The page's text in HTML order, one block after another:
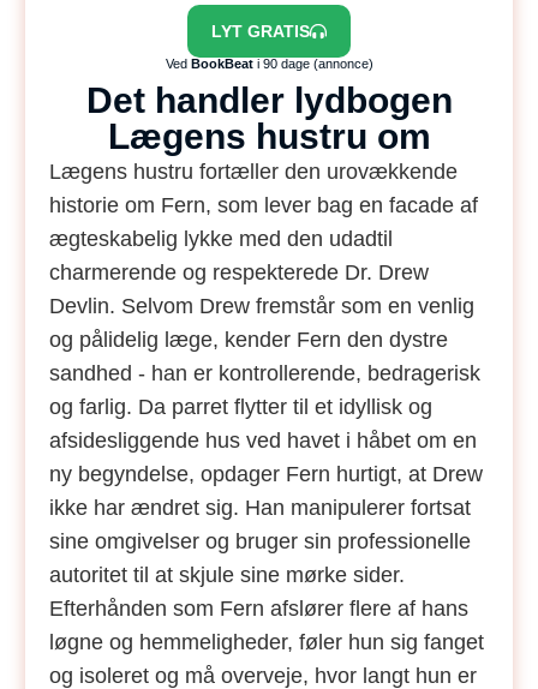
LYT GRATIS
Ved BookBeati 90 dage (annonce)
Det handler lydbogen
Lægens hustru om
Lægens hustru fortæller den urovækkende
historie om Fern, som lever bag en facade af
ægteskabelig lykke med den udadtil
charmerende og respekterede Dr. Drew
Devlin. Selvom Drew fremstår som en venlig
og pålidelig læge, kender Fern den dystre
sandhed - han er kontrollerende, bedragerisk
og farlig. Da parret flytter til et idyllisk og
afsidesliggende hus ved havet i håbet om en
ny begyndelse, opdager Fern hurtigt, at Drew
ikke har ændret sig. Han manipulerer fortsat
sine omgivelser og bruger sin professionelle
autoritet til at skjule sine mørke sider.
Efterhånden som Fern afslører flere af hans
løgne og hemmeligheder, føler hun sig fanget
og isoleret og må overveje, hvor langt hun er